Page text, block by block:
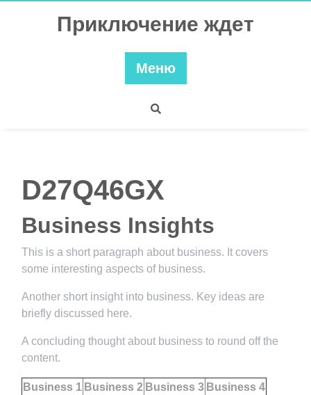
Приключение ждет
Меню
D27Q46GX
Business Insights
This is a short paragraph about business. It covers
some interesting aspects of business.
Another short insight into business. Key ideas are
briefly discussed here.
A concluding thought about business to round off the
content.
Business 1 Business 2 Business 3 Business 4